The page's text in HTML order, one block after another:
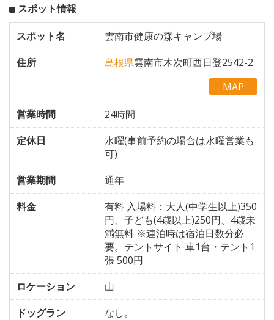
スポット情報
スポット名
雲南市健康の森キャンプ場
住所
島根県雲南市木次町西日登2542-2
MAP
営業時間
24時間
定休日
水曜(事前予約の場合は水曜営業も
可)
営業期間
通年
料金
有料 入場料：大人(中学生以上)350
円、子ども(4歳以上)250円、4歳未
満無料 ※連泊時は宿泊日数分必
要。テントサイト 車1台・テント1
張 500円
ロケーション
山
ドッグラン
なし。